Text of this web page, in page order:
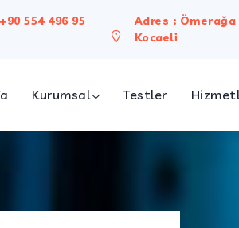
+90 554 496 95
Adres :
Kocaeli
Kurumsal Testler
Biyokimya Laboratuvarı